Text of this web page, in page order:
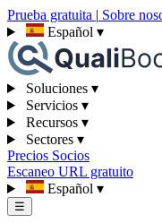
Prueba gratuita | Sobre
Español ▾
Soluciones ▾
Servicios ▾
Recursos ▾
Sectores ▾
Precios Socios
Escaneo URL gratuito
Español ▾
☰